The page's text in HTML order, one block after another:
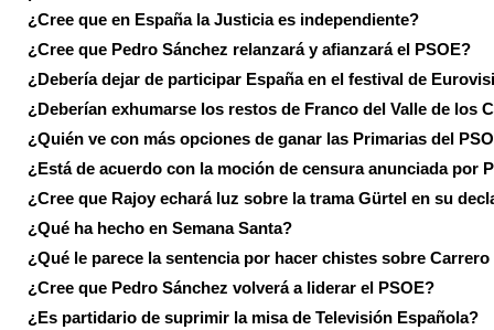
¿Cree que en España la Justicia es independiente?
¿Cree que Pedro Sánchez relanzará y afianzará el PSOE?
¿Debería dejar de participar España en el festival de
¿Deberían exhumarse los restos de Franco del Valle de los
¿Quién ve con más opciones de ganar las Primarias del
¿Está de acuerdo con la moción de censura anunciada por
¿Cree que Rajoy echará luz sobre la trama Gürtel en su
¿Qué ha hecho en Semana Santa?
¿Qué le parece la sentencia por hacer chistes sobre
¿Cree que Pedro Sánchez volverá a liderar el PSOE?
¿Es partidario de suprimir la misa de Televisión Española?